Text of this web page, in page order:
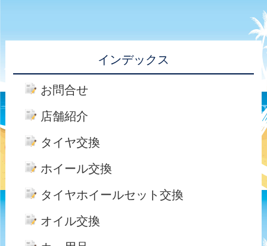
インデックス
お問合せ
店舗紹介
タイヤ交換
ホイール交換
タイヤホイールセット交換
オイル交換